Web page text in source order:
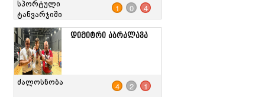
სპორტული
ტანვარჯიში
1 0 4
დიმიტრი აბრალავა
ძალოსნობა 4 2 1